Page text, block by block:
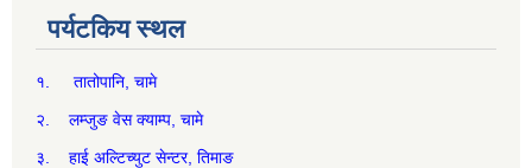
पर्यटकिय स्थल
१. तातोपानि, चामे
२. लम्जुङ वेस क्याम्प, चामे
३. हाई अल्टिच्युट सेन्टर, तिमाङ